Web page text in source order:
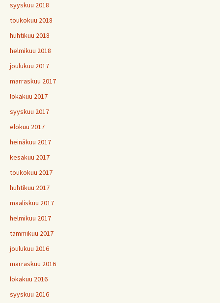
syyskuu 2018
toukokuu 2018
huhtikuu 2018
helmikuu 2018
joulukuu 2017
marraskuu 2017
lokakuu 2017
syyskuu 2017
elokuu 2017
heinäkuu 2017
kesäkuu 2017
toukokuu 2017
huhtikuu 2017
maaliskuu 2017
helmikuu 2017
tammikuu 2017
joulukuu 2016
marraskuu 2016
lokakuu 2016
syyskuu 2016